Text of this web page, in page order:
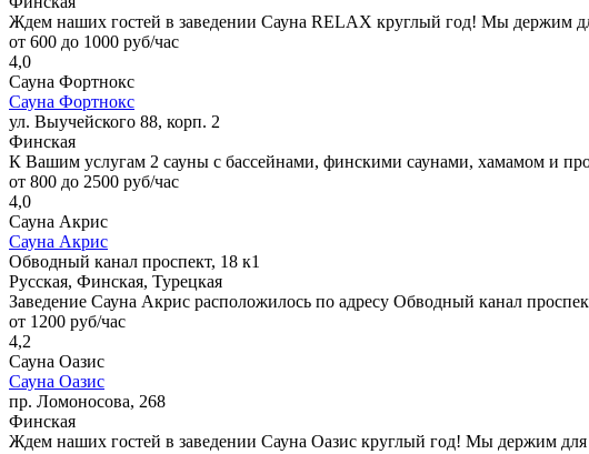
Ждем наших гостей в заведении Сауна RELAX круглый год! Мы держим
от 600 до 1000 руб/час
4,0
Сауна Фортнокс
Сауна Фортнокс
ул. Выучейского 88, корп. 2
Финская
К Вашим услугам 2 сауны с бассейнами, финскими саунами, хамамом и
от 800 до 2500 руб/час
4,0
Сауна Акрис
Сауна Акрис
Обводный канал проспект, 18 к1
Русская, Финская, Турецкая
Заведение Сауна Акрис расположилось по адресу Обводный канал
от 1200 руб/час
4,2
Сауна Оазис
Сауна Оазис
пр. Ломоносова, 268
Финская
Ждем наших гостей в заведении Сауна Оазис круглый год! Мы держим